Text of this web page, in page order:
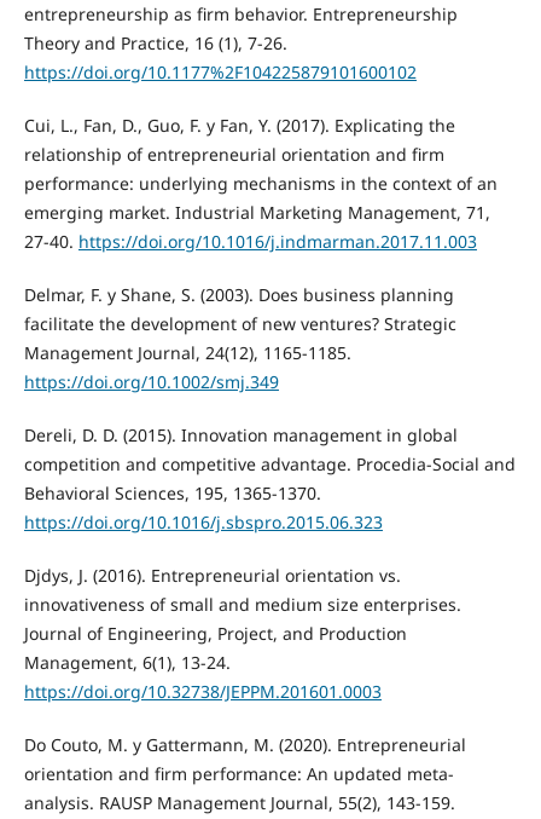
entrepreneurship as firm behavior. Entrepreneurship
Theory and Practice, 16 (1), 7-26.
https://doi.org/10.1177%2F104225879101600102
Cui, L., Fan, D., Guo, F. y Fan, Y. (2017). Explicating the
relationship of entrepreneurial orientation and firm
performance: underlying mechanisms in the context of an
emerging market. Industrial Marketing Management, 71,
27-40. https://doi.org/10.1016/j.indmarman.2017.11.003
Delmar, F. y Shane, S. (2003). Does business planning
facilitate the development of new ventures? Strategic
Management Journal, 24(12), 1165-1185.
https://doi.org/10.1002/smj.349
Dereli, D. D. (2015). Innovation management in global
competition and competitive advantage. Procedia-Social and
Behavioral Sciences, 195, 1365-1370.
https://doi.org/10.1016/j.sbspro.2015.06.323
Djdys, J. (2016). Entrepreneurial orientation vs.
innovativeness of small and medium size enterprises.
Journal of Engineering, Project, and Production
Management, 6(1), 13-24.
https://doi.org/10.32738/JEPPM.201601.0003
Do Couto, M. y Gattermann, M. (2020). Entrepreneurial
orientation and firm performance: An updated meta-
analysis. RAUSP Management Journal, 55(2), 143-159.